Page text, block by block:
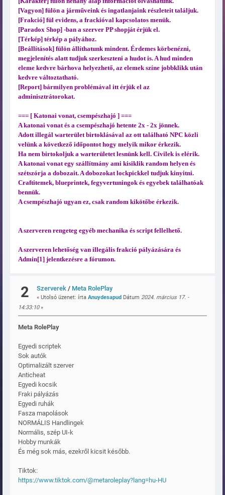
[Vagyon] fülön a járműveink és ingatlanjaink részleteit találjuk.
[Frakció] fül evidens, a frackióval kapcsolatos menük.
[Paradox Shop] -ban a szerver PP shopját érjük el.
[Térkép] térkép a pályához.
[Beállítások] fülön állíthatunk mindent. Érdemes körbenézni,
megjelenítés alatt tudjuk szerkeszteni a hudot is. A hud minden
eleme kedvre bárhova helyezhető, az elemek színe jobbklikk után
kedvre változtatható.
[Report] bármilyen problémával itt érjük el az
adminisztrátorokat.
=== [ Katonai vonat, csempészhajó ] ===
A katonai vonat és a csempészhajó hetente 2x - 2x jönnek.
Adott illegál warterület birtoklásával az ott található NPC közli
velünk a következő időpontot hogy melyik mikor érkezik.
Ha nem birtokoljuk a warterületet lesnünk kell. Civilek is elérik.
A katonai vonat egy szállítmány ami kisiklik random helyen és
szétszórja a dobozait. A dobozokat lockpickkel tudjuk kinyitni.
Craftitemek, blueprintek, fegyvertuningok és egyebek találhatóak
bennük.
A csempészhajó ugyan ez, csak random kikötőbe érkezik.
A szerveren rengeteg egyéb mechanika és script fellelhető.
A szerveren lehetőség van illegális frakció pályázására és
Admin[1] jelentkezésre a fórumon.
2 Szerverek/ Meta RolePlay
« Utolsó üzenet: írta Anuydesapud Dátum 2024. március 17. -
14:33:10»
Meta RolePlay
Egyedi scriptek
Sok autók
Optimalizált szerver
Anticheat
Egyedi kocsik
Fraki pályázás
Egyedi ruhák
Fasza mapolások
NORMÁLIS Handlingek
Normális, szép UI-k
Hobby munkák
És még sok más, ezekről kicsit később.
Tiktok:
https://www.tiktok.com/@metaroleplay?lang=hu-HU